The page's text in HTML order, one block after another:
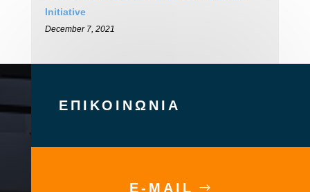
Initiative
December 7, 2021
ΕΠΙΚΟΙΝΩΝΙΑ
E-MAIL